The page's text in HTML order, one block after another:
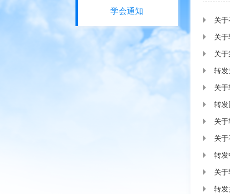
学会通知
关
关
关
转
关
转
关
关
转
关
转